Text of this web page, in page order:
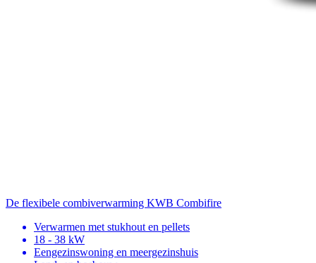
De flexibele combiverwarming KWB Combifire
Verwarmen met stukhout en pellets
18 - 38 kW
Eengezinswoning en meergezinshuis